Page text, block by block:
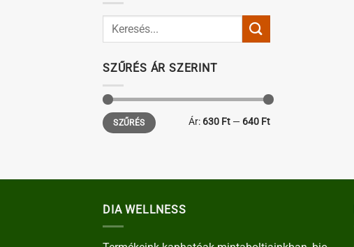
SZŰRÉS ÁR SZERINT
Min
ár
Max
ár
SZŰRÉS Ár: 630 Ft — 640 Ft
DIA WELLNESS